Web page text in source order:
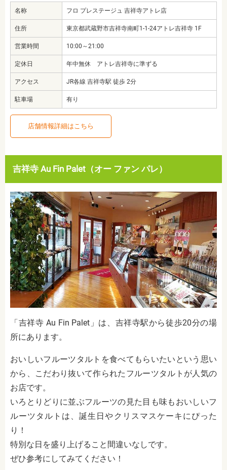
名称 フロ プレステージュ 吉祥寺アトレ店
住所 東京都武蔵野市吉祥寺南町1-1-24アトレ吉祥寺 1F
営業時間 10:00～21:00
定休日 年中無休 アトレ吉祥寺に準ずる
アクセス JR各線 吉祥寺駅 徒歩 2分
駐車場 有り
店舗情報詳細はこちら
吉祥寺 Au Fin Palet（オー ファン パレ）
「吉祥寺 Au Fin Palet」は、吉祥寺駅から徒歩20分の場
所にあります。
おいしいフルーツタルトを食べてもらいたいという思い
から、こだわり抜いて作られたフルーツタルトが人気の
お店です。
いろとりどりに並ぶフルーツの見た目も味もおいしいフ
ルーツタルトは、誕生日やクリスマスケーキにぴった
り！
特別な日を盛り上げること間違いなしです。
ぜひ参考にしてみてください！